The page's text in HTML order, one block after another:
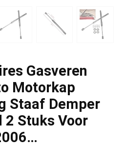
Gasveren
Motorkap
Staaf Demper
Stuks Voor